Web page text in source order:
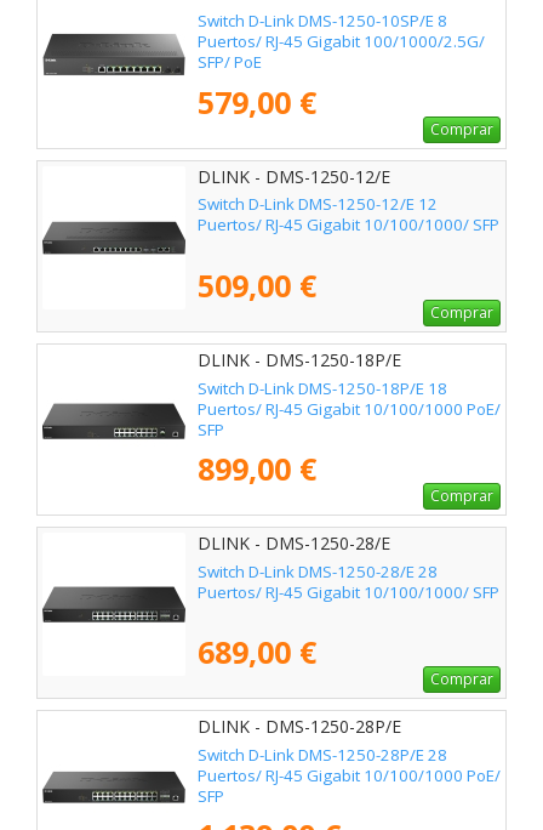
Switch D-Link DMS-1250-10SP/E 8
Puertos/ RJ-45 Gigabit 100/1000/2.5G/
SFP/ PoE
579,00 €
Comprar
DLINK - DMS-1250-12/E
Switch D-Link DMS-1250-12/E 12
Puertos/ RJ-45 Gigabit 10/100/1000/ SFP
509,00 €
Comprar
DLINK - DMS-1250-18P/E
Switch D-Link DMS-1250-18P/E 18
Puertos/ RJ-45 Gigabit 10/100/1000 PoE/
SFP
899,00 €
Comprar
DLINK - DMS-1250-28/E
Switch D-Link DMS-1250-28/E 28
Puertos/ RJ-45 Gigabit 10/100/1000/ SFP
689,00 €
Comprar
DLINK - DMS-1250-28P/E
Switch D-Link DMS-1250-28P/E 28
Puertos/ RJ-45 Gigabit 10/100/1000 PoE/
SFP